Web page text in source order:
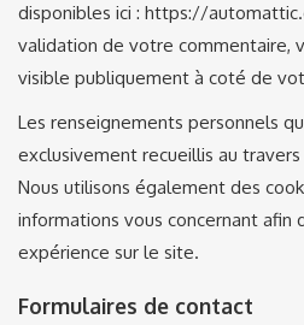
disponibles ici : https://
validation de votre commentaire,
visible publiquement à coté de
Les renseignements personnels
exclusivement recueillis au
Nous utilisons également des
informations vous concernant afin
expérience sur le site.
Formulaires de contact